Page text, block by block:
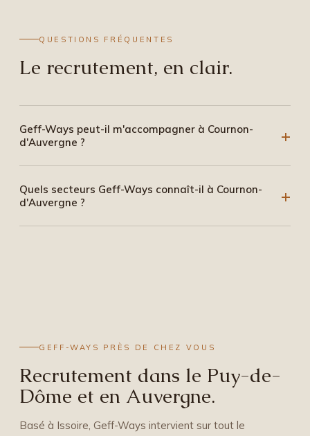
QUESTIONS FRÉQUENTES
Le recrutement, en clair.
Geff-Ways peut-il m'accompagner à Cournon-
d'Auvergne ?
Quels secteurs Geff-Ways connaît-il à Cournon-
d'Auvergne ?
GEFF-WAYS PRÈS DE CHEZ VOUS
Recrutement dans le Puy-de-
Dôme et en Auvergne.
Basé à Issoire, Geff-Ways intervient sur tout le